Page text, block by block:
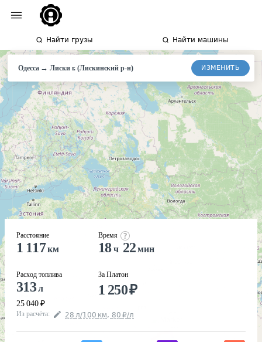
Найти грузы Найти машины
Одесса→Лиски г. (Лискинский р-н) ИЗМЕНИТЬ
Расстояние
1 117км
Расход топлива
313л
25 040 ₽
Время
18ч 22 мин
За Платон
1 250₽
Из расчёта: 28 л/100 км, 80 ₽/л